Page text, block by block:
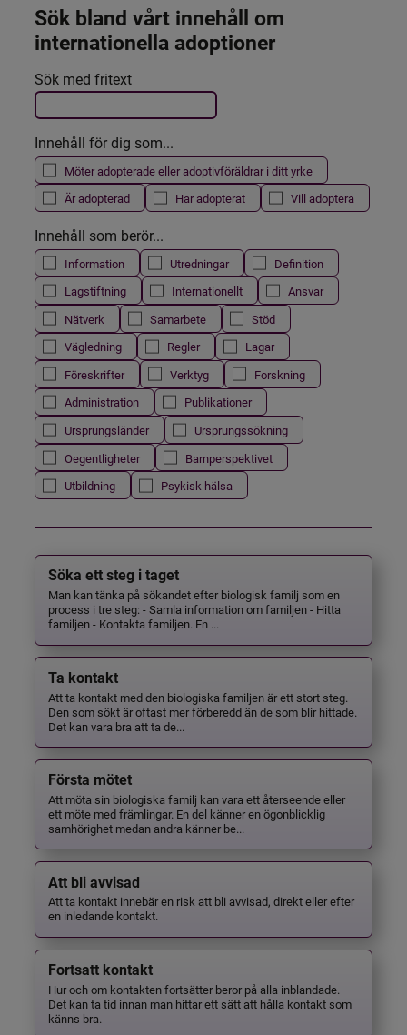
Sök bland vårt innehåll om
internationella adoptioner
Filtrera resultatet
Det här formuläret postas automatiskt
Sök med fritext
Innehåll för dig som...
Möter adopterade eller adoptivföräldrar i ditt yrke
Är adopterad
Har adopterat Vill adoptera
Innehåll som berör...
Information Utredningar
Definition
Lagstiftning
Internationellt
Ansvar
Nätverk
Samarbete
Stöd
Vägledning
Regler
Lagar
Föreskrifter
Verktyg
Forskning
Administration
Publikationer
Ursprungsländer
Ursprungssökning
Oegentligheter
Barnperspektivet
Utbildning
Psykisk hälsa
Söka ett steg i taget
Man kan tänka på sökandet efter biologisk familj som en
process i tre steg: - Samla information om familjen - Hitta
familjen - Kontakta familjen. En ...
Ta kontakt
Att ta kontakt med den biologiska familjen är ett stort steg.
Den som sökt är oftast mer förberedd än de som blir hittade.
Det kan vara bra att ta de...
Första mötet
Att möta sin biologiska familj kan vara ett återseende eller
ett möte med främlingar. En del känner en ögonblicklig
samhörighet medan andra känner be...
Att bli avvisad
Att ta kontakt innebär en risk att bli avvisad, direkt eller efter
en inledande kontakt.
Fortsatt kontakt
Hur och om kontakten fortsätter beror på alla inblandade.
Det kan ta tid innan man hittar ett sätt att hålla kontakt som
känns bra.